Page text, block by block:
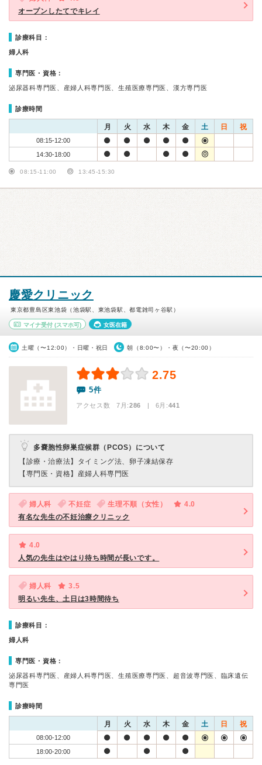
オープンしたてでキレイ
診療科目：
婦人科
専門医・資格：
泌尿器科専門医、産婦人科専門医、生殖医療専門医、漢方専門医
診療時間
月 火 水 木 金 土 日 祝
08:15-12:00
14:30-18:00
08:15-11:00 13:45-15:30
慶愛クリニック
東京都豊島区東池袋（池袋駅、東池袋駅、都電雑司ヶ谷駅）
マイナ受付 (スマホ可) 女医在籍
土曜（〜12:00）・日曜・祝日 朝（8:00〜）・夜（〜20:00）
2.75
5件
アクセス数 7月:286 | 6月:441
多嚢胞性卵巣症候群（PCOS）について
【診療・治療法】 タイミング法、卵子凍結保存
【専門医・資格】 産婦人科専門医
婦人科 不妊症 生理不順（女性）
4.0
有名な先生の不妊治療クリニック
4.0
人気の先生はやはり待ち時間が長いです。
婦人科
3.5
明るい先生、土日は3時間待ち
診療科目：
婦人科
専門医・資格：
泌尿器科専門医、産婦人科専門医、生殖医療専門医、超音波専門医、臨床遺伝
専門医
診療時間
月 火 水 木 金 土 日 祝
08:00-12:00
18:00-20:00